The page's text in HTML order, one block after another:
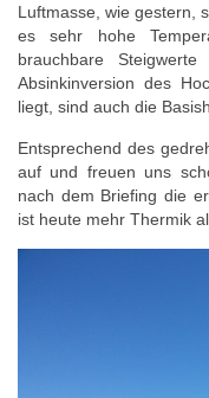
Luftmasse, wie gestern,
es sehr hohe
brauchbare
Absinkinversion des
liegt, sind auch die
Entsprechend des
auf und freuen uns
nach dem Briefing die
ist heute mehr Thermik